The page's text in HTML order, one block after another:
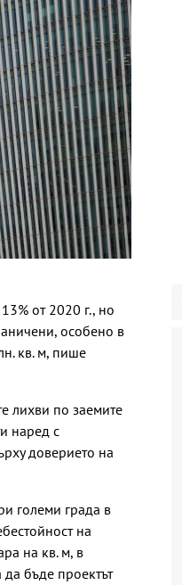
от 2020 г., но
особено в
кв. м, пише
лихви по заемите
наред с
доверието на
големи града в
на
на кв. м, в
бъде проектът